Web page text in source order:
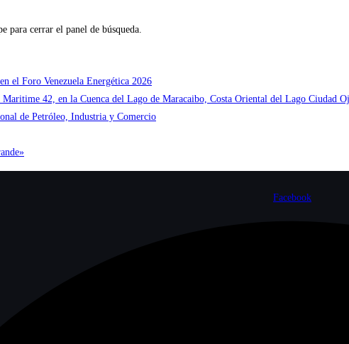
para cerrar el panel de búsqueda.
el Foro Venezuela Energética 2026
42, en la Cuenca del Lago de Maracaibo, Costa Oriental del Lago Ciudad
de Petróleo, Industria y Comercio
Facebook